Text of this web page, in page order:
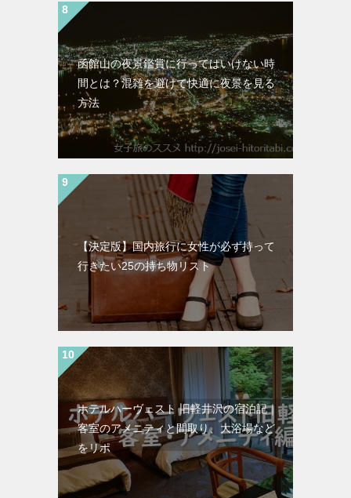
函館山の夜景鑑賞に行ってはいけない時
間とは？混雑を避けて快適に夜景を見る
方法
【決定版】国内旅行に女性が必ず持って
行きたい25の持ち物リスト
ホテルハーヴェスト 旧軽井沢の宿泊記｜
客室のアメニティと間取り、大浴場など
をリポ